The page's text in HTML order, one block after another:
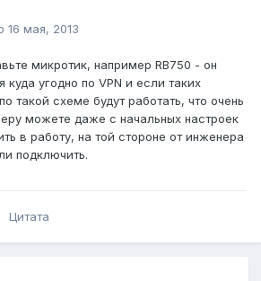
16 мая, 2013
микротик, например RB750 - он
угодно по VPN и если таких
такой схеме будут работать, что очень
можете даже с начальных настроек
в работу, на той стороне от инженера
подключить.
Цитата